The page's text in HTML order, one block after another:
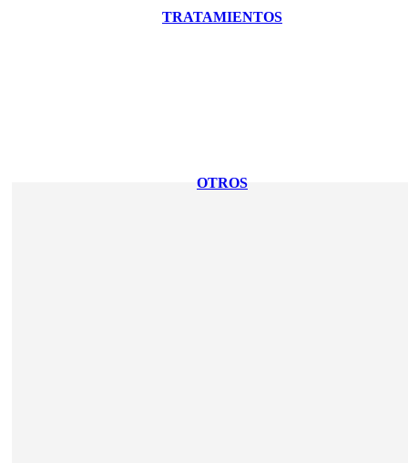
TRATAMIENTOS
OTROS